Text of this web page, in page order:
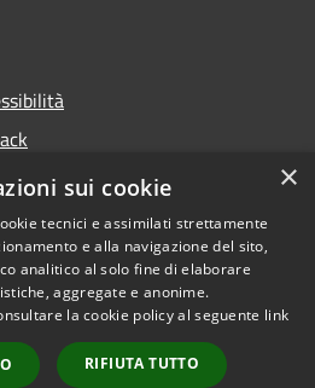
Copyright © 2020 •
Comune di Scarlino •
Powered byMunicipium
×
sui cookie
tecnici e assimilati strettamente
e alla navigazione del sito,
analitico al solo fine di elaborare
aggregate e anonime.
la cookie policy al seguente link
RIFIUTA TUTTO